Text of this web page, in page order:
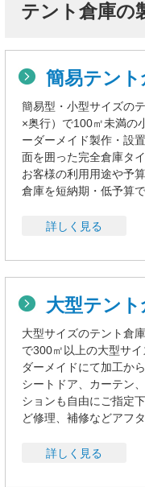
テント倉庫の
簡易テント
簡易型・小型サイズの
×奥行）で100㎡未満の
ーダーメイド製作・設
面を囲った完全倉庫タ
お客様の利用用途や予
倉庫を短納期・低予算
詳しく見る
大型テン
大型サイズのテント倉
で300㎡以上の大型サ
ダーメイドにて加工か
シートドア、カーテン
ションも自由にご指定
ど修理、補修などアフ
詳しく見る